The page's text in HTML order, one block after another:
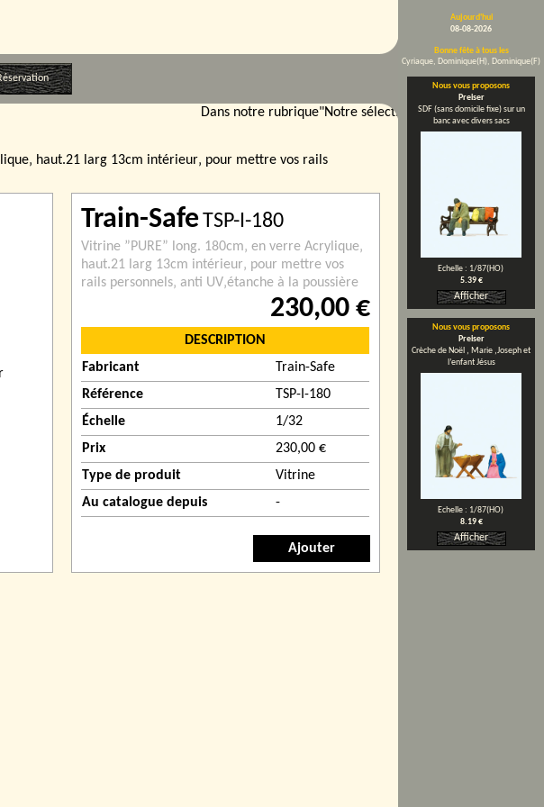
Dans notre rubrique"Notre sélection", Roco Diesel SNCF
haut.21 larg 13cm intérieur‚ pour mettre vos rails
Train-SafeTSP-I-180
Vitrine ”PURE” long. 180cm‚ en verre Acrylique‚
haut.21 larg 13cm intérieur‚ pour mettre vos
rails personnels‚ anti UV‚étanche à la poussière
230,00 €
DESCRIPTION
Fabricant
Train-Safe
Référence
TSP-I-180
Échelle
1/32
Prix
230,00 €
Type de produit
Vitrine
Au catalogue depuis
-
Ajouter
Aujourd'hui
08-08-2026
Bonne fête à tous les
Cyriaque, Dominique(H), Dominique(F)
Nous vous proposons
Preiser
SDF (sans domicile fixe) sur un
banc avec divers sacs
Echelle : 1/87(HO)
5.39 €
Afficher
Nous vous proposons
Preiser
Crèche de Noël ‚ Marie ‚Joseph et
l’enfant Jésus
Echelle : 1/87(HO)
8.19 €
Afficher